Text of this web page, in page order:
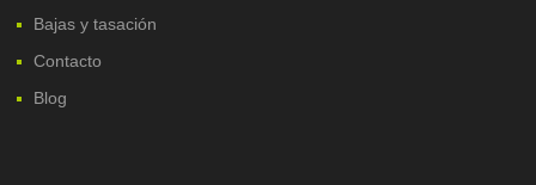
Bajas y tasación
Contacto
Blog